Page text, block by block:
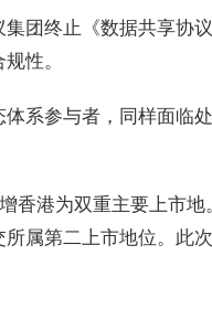
团终止《数据共享协
性。
系参与者，同样面临
香港为双重主要上市地
属第二上市地位。此